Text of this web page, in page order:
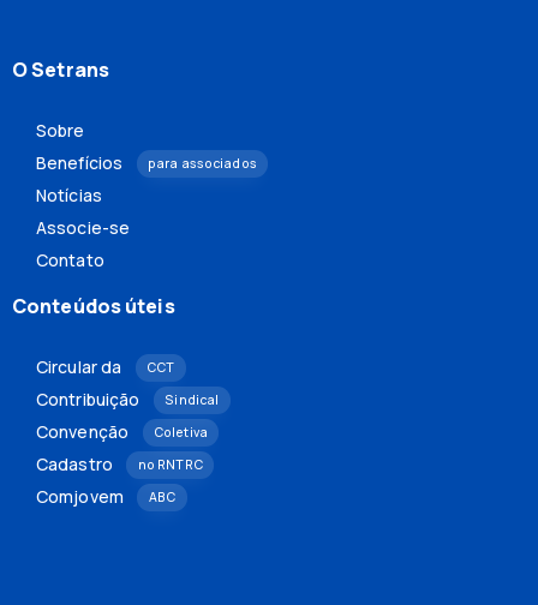
O Setrans
Sobre
Benefícios
para associados
Notícias
Associe-se
Contato
Conteúdos úteis
Circular da CCT
Contribuição Sindical
Convenção Coletiva
Cadastro no RNTRC
Comjovem ABC